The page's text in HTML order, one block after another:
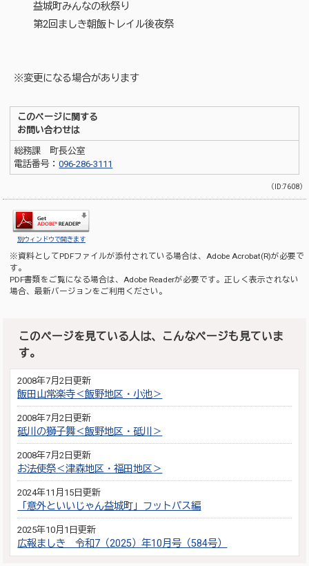
益城町みんなの秋祭り
第2回ましき朝飯トレイル後夜祭
※変更になる場合があります
このページに関する
お問い合わせは
総務課 町長公室
電話番号：096-286-3111
（ID:7608）
別ウィンドウで開きます
※資料としてPDFファイルが添付されている場合は、Adobe Acrobat(R)が必要で
す。
PDF書類をご覧になる場合は、Adobe Readerが必要です。正しく表示されない
場合、最新バージョンをご利用ください。
このページを見ている人は、こんなページも見ていま
す。
2008年7月2日更新
飯田山常楽寺＜飯野地区・小池＞
2008年7月2日更新
砥川の獅子舞＜飯野地区・砥川＞
2008年7月2日更新
お法使祭＜津森地区・福田地区＞
2024年11月15日更新
「意外といいじゃん益城町」フットパス編
2025年10月1日更新
広報ましき 令和7（2025）年10月号（584号）